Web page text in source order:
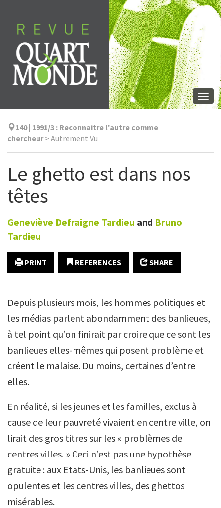
content
140 | 1991/3 : Reconnaitre l'autre comme
chercheur> Autrement Vu
Le ghetto est dans nos
têtes
Geneviève Defraigne Tardieu and Bruno
Tardieu
PRINT REFERENCES SHARE
Depuis plusieurs mois, les hommes politiques et
les médias parlent abondamment des banlieues,
à tel point qu’on finirait par croire que ce sont les
banlieues elles-mêmes qui posent problème et
créent le malaise. Du moins, certaines d’entre
elles.
En réalité, si les jeunes et les familles, exclus à
cause de leur pauvreté vivaient en centre ville, on
lirait des gros titres sur les « problèmes de
centres villes. » Ceci n’est pas une hypothèse
gratuite : aux Etats-Unis, les banlieues sont
opulentes et les centres villes, des ghettos
misérables.